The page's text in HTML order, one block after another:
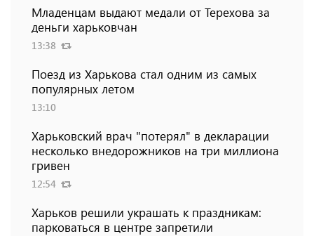
Младенцам выдают медали от Терехова за
деньги харьковчан
13:38
Поезд из Харькова стал одним из самых
популярных летом
13:10
Харьковский врач "потерял" в декларации
несколько внедорожников на три миллиона
гривен
12:54
Харьков решили украшать к праздникам:
парковаться в центре запретили